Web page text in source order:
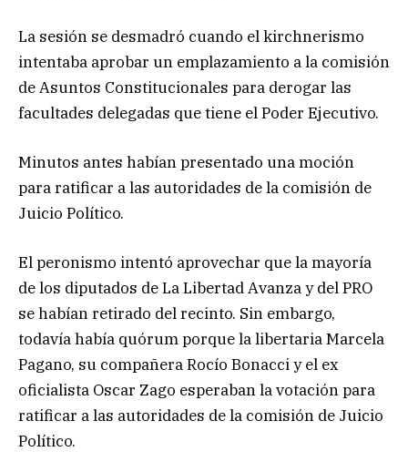
La sesión se desmadró cuando el kirchnerismo
intentaba aprobar un emplazamiento a la comisión
de Asuntos Constitucionales para derogar las
facultades delegadas que tiene el Poder Ejecutivo.
Minutos antes habían presentado una moción
para ratificar a las autoridades de la comisión de
Juicio Político.
El peronismo intentó aprovechar que la mayoría
de los diputados de La Libertad Avanza y del PRO
se habían retirado del recinto. Sin embargo,
todavía había quórum porque la libertaria Marcela
Pagano, su compañera Rocío Bonacci y el ex
oficialista Oscar Zago esperaban la votación para
ratificar a las autoridades de la comisión de Juicio
Político.